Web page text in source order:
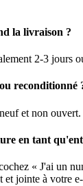
la livraison ?
2-3 jours
reconditionné
et non ouvert.
en tant
« J'ai un
et jointe à votre